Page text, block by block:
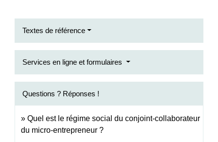
Textes de référence
Services en ligne et formulaires
Questions ? Réponses !
Quel est le régime social du conjoint-collaborateur
du micro-entrepreneur ?